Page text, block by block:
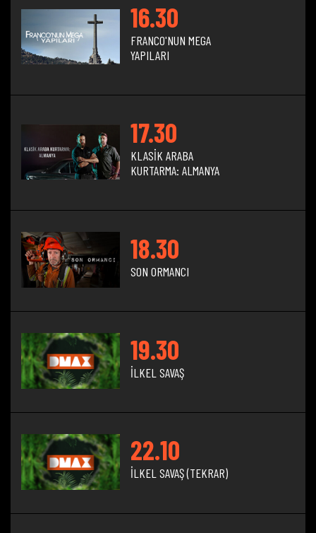
16.30
FRANCO'NUN MEGA
YAPILARI
17.30
KLASİK ARABA
KURTARMA: ALMANYA
18.30
SON ORMANCI
19.30
İLKEL SAVAŞ
22.10
İLKEL SAVAŞ (TEKRAR)